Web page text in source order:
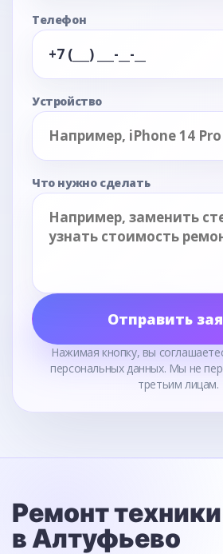
Телефон
Устройство
Что нужно сделать
Отправить
Нажимая кнопку, вы
персональных данных. Мы не
третьим лицам.
Ремонт
в Алтуфьево